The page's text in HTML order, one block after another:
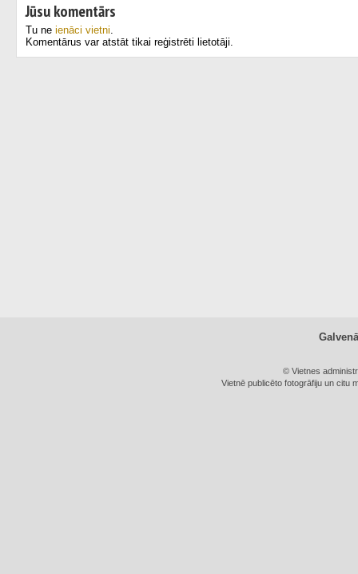
Jūsu komentārs
Tu ne ienāci vietni.
Komentārus var atstāt tikai reģistrēti lietotāji.
© Vietnes
Vietnē publicēto fotogrāfiju un citu